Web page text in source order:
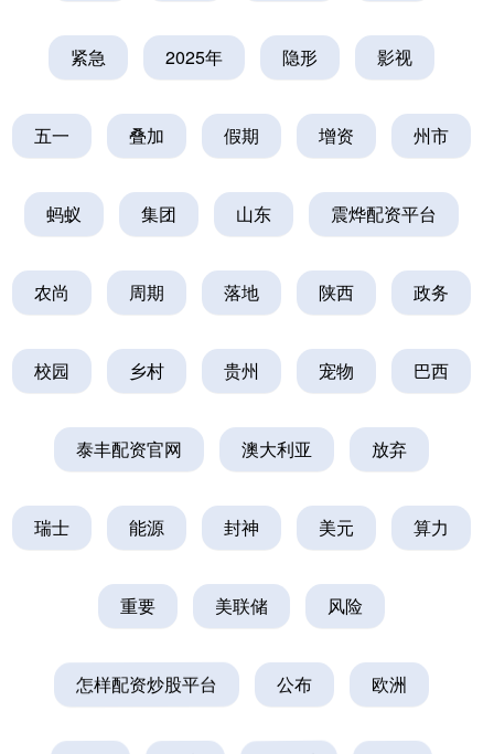
紧急 2025年 隐形 影视
五一 叠加 假期 增资 州市
蚂蚁 集团 山东 震烨配资平台
农尚 周期 落地 陕西 政务
校园 乡村 贵州 宠物 巴西
泰丰配资官网 澳大利亚 放弃
瑞士 能源 封神 美元 算力
重要 美联储 风险
怎样配资炒股平台 公布 欧洲